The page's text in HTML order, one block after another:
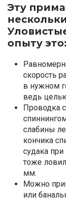
Эту
опыту это:
скорость
в нужном
ведь
Проводка
слабины
кончика
судака
тоже
мм.
Можно
или